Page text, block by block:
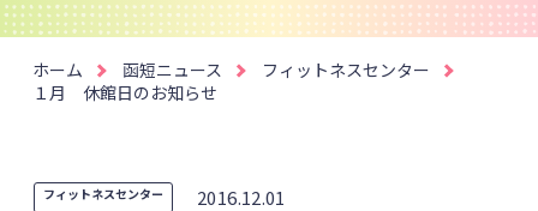
ホーム 函短ニュース
フィットネスセンター
１月 休館日のお知らせ
フィットネスセンター 2016.12.01